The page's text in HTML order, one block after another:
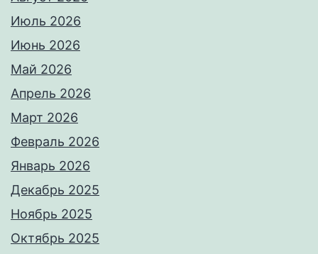
Июль 2026
Июнь 2026
Май 2026
Апрель 2026
Март 2026
Февраль 2026
Январь 2026
Декабрь 2025
Ноябрь 2025
Октябрь 2025